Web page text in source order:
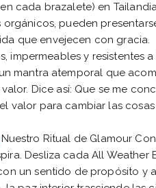
cada brazalete) en
pueden
que envejecen con gracia.
impermeables y resistentes a
mantra atemporal que
Dice así: Que se me
valor para cambiar las
Nuestro Ritual de Glamour
Desliza cada All
un sentido de propósito y